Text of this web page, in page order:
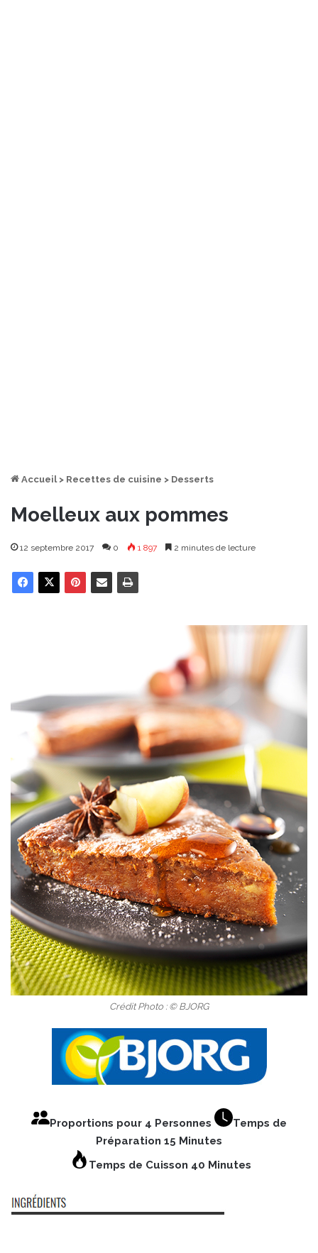
Accueil > Recettes de cuisine > Desserts
Moelleux aux pommes
12 septembre 2017 0 1 897 2 minutes de lecture
Crédit Photo : © BJORG
Proportions pour 4 Personnes
Temps de
Préparation 15 Minutes
Temps de Cuisson 40 Minutes